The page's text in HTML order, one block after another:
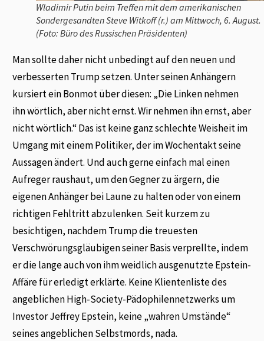
Wladimir Putin beim Treffen mit dem amerikanischen
Sondergesandten Steve Witkoff (r.) am Mittwoch, 6. August.
(Foto: Büro des Russischen Präsidenten)
Man sollte daher nicht unbedingt auf den neuen und
verbesserten Trump setzen. Unter seinen Anhängern
kursiert ein Bonmot über diesen: „Die Linken nehmen
ihn wörtlich, aber nicht ernst. Wir nehmen ihn ernst, aber
nicht wörtlich.“ Das ist keine ganz schlechte Weisheit im
Umgang mit einem Politiker, der im Wochentakt seine
Aussagen ändert. Und auch gerne einfach mal einen
Aufreger raushaut, um den Gegner zu ärgern, die
eigenen Anhänger bei Laune zu halten oder von einem
richtigen Fehltritt abzulenken. Seit kurzem zu
besichtigen, nachdem Trump die treuesten
Verschwörungsgläubigen seiner Basis verprellte, indem
er die lange auch von ihm weidlich ausgenutzte Epstein-
Affäre für erledigt erklärte. Keine Klientenliste des
angeblichen High-Society-Pädophilennetzwerks um
Investor Jeffrey Epstein, keine „wahren Umstände“
seines angeblichen Selbstmords, nada.